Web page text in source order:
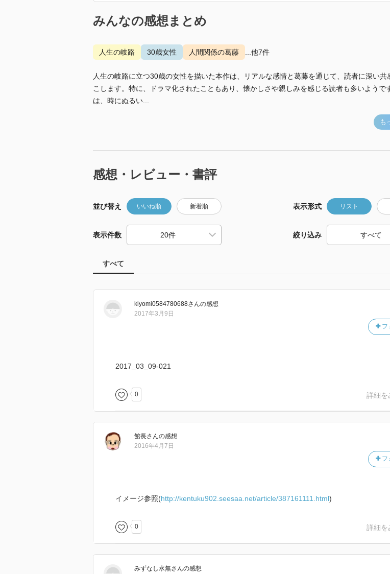
みんなの感想まとめ
人生の岐路 30歳女性 人間関係の葛藤 ...他7件
人生の岐路に立つ30歳の女性を描いた本作は、リアルな感情と葛藤を通じて、読者に深い共
こします。特に、ドラマ化されたこともあり、懐かしさや親しみを感じる読者も多いようで
は、時にぬるい...
も
感想・レビュー・書評
並び替え いいね順 新着順 表示形式 リスト
表示件数 絞り込み
すべて
kiyomi0584780688さんの感想
フ
2017年3月9日
2017_03_09-021
0 詳細を
館長さんの感想
フ
2016年4月7日
イメージ参照(http://kentuku902.seesaa.net/article/387161111.html)
0 詳細を
みずなし水無さんの感想